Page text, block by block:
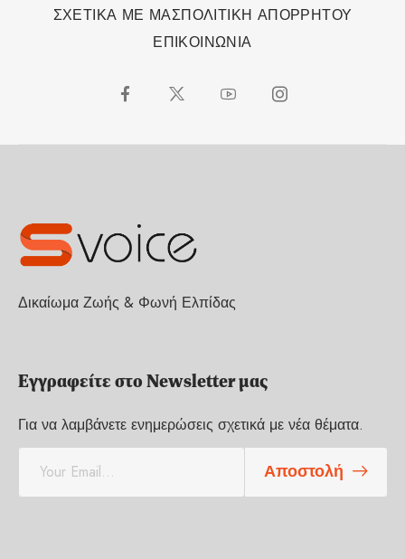
ΣΧΕΤΙΚΑ ΜΕ ΜΑΣΠΟΛΙΤΙΚΗ ΑΠΟΡΡΗΤΟΥ
ΕΠΙΚΟΙΝΩΝΙΑ
Δικαίωμα Ζωής & Φωνή Ελπίδας
Εγγραφείτε στο Newsletter μας
Για να λαμβάνετε ενημερώσεις σχετικά με νέα θέματα.
a
Αποστολή